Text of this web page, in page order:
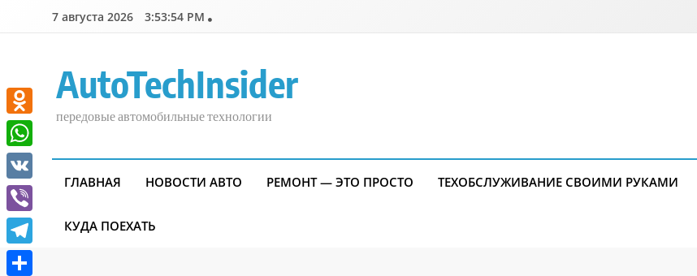
7 августа 2026 3:53:55 PM
AutoTechInsider
передовые автомобильные технологии
ГЛАВНАЯ НОВОСТИ АВТО РЕМОНТ — ЭТО ПРОСТО ТЕХОБСЛУЖИВАНИЕ СВОИМИ РУКАМИ
КУДА ПОЕХАТЬ
Odnoklassniki
WhatsApp
VK
Viber
Telegram